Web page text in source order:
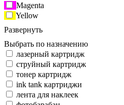
Magenta
Yellow
Развернуть
Выбрать по назначению
лазерный картридж
струйный картридж
тонер картридж
ink tank картриджи
лента для наклеек